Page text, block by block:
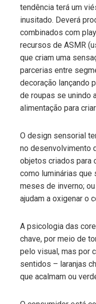
tendência terá um
inusitado. Deverá
combinados com
recursos de ASMR
que criam uma
parcerias entre
decoração lançando
de roupas se unindo
alimentação para
O design sensorial
no desenvolvimento
objetos criados para
como luminárias
meses de inverno;
ajudam a oxigenar o
A psicologia das
chave, por meio de
pelo visual, mas por
sentidos – laranjas
que acalmam ou